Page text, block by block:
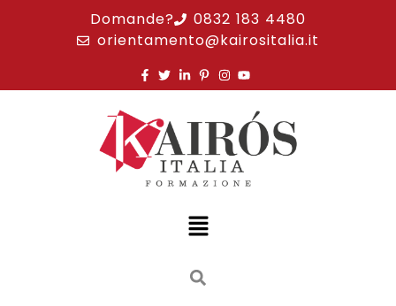
Domande?
0832 183 4480
orientamento@kairositalia.it